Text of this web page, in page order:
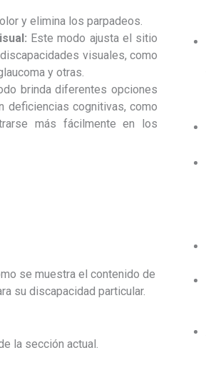
y elimina los parpadeos.
Este modo ajusta el sitio
visuales, como
y otras.
brinda diferentes opciones
deficiencias cognitivas, como
más fácilmente en los
se muestra el contenido de
su discapacidad particular.
la sección actual.